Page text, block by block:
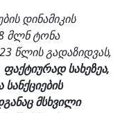
დინამიკის
მლნ ტონა
წლის გადაზიდვას,
ფაქტიურად სახეზეა,
მსხვილი